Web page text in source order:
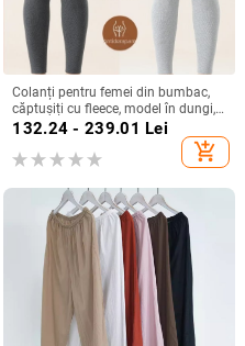
Colanți pentru femei din bumbac,
căptușiți cu fleece, model în dungi,
talie înaltă, lungime integrală,
132.24 - 239.01 Lei
add_shopping_cart